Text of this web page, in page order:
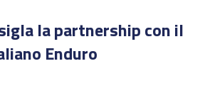
la partnership con il
Enduro